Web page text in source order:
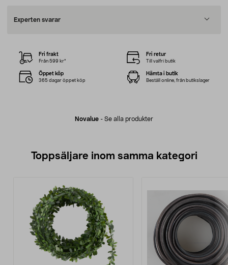
Experten svarar
Novalue - Se alla produkter
Fri frakt
Från 599 kr*
Fri retur
Till valfri butik
Öppet köp
365 dagar öppet köp
Hämta i butik
Beställ online, från butikslager
Toppsäljare inom samma kategori